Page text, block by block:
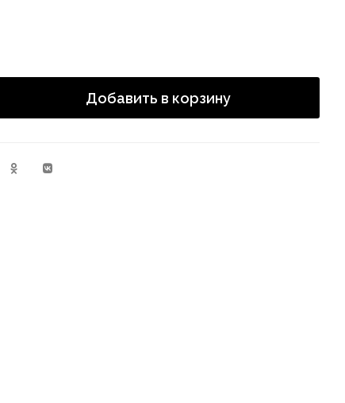
Добавить в корзину